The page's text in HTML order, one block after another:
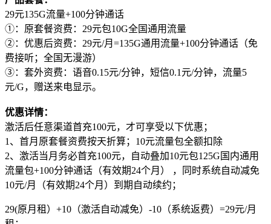
29元135G流量+100分钟通话
①：原套餐资费：29元包10G全国通用流量
②：优惠后资费：29元/月=135G通用流量+100分钟通话（免
费接听；全国无漫游）
③：套外资费：语音0.15元/分钟，短信0.1元/分钟，流量5
元/G，赠送来电显示。
优惠详情：
激活后任意渠道首充100元，才可享受以下优惠；
1、首月原套餐资费按天折算；10元流量包全额扣除
2、激活当月务必首充100元，自动叠加10元包125G国内通用
流量包+100分钟通话（有效期24个月） ，同时系统自动减免
10元/月（有效期24个月）到期自动续约；
29(原月租）+10（激活自动减免）-10（系统返费）=29元/月